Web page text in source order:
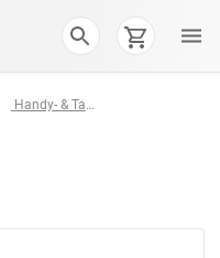
Handy- & Tablet-Zubehör